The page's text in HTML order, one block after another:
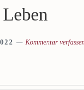
Kommentar